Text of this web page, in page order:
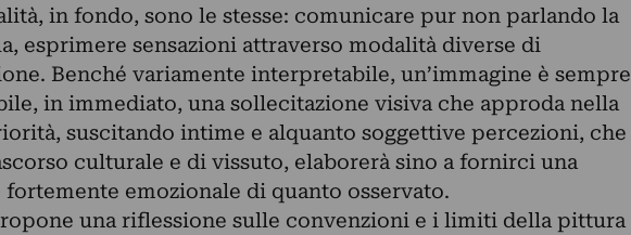
in fondo, sono le stesse: comunicare pur non parlando la
esprimere sensazioni attraverso modalità diverse di
Benché variamente interpretabile, un’immagine è sempre
in immediato, una sollecitazione visiva che approda nella
suscitando intime e alquanto soggettive percezioni, che
culturale e di vissuto, elaborerà sino a fornirci una
fortemente emozionale di quanto osservato.
una riflessione sulle convenzioni e i limiti della pittura